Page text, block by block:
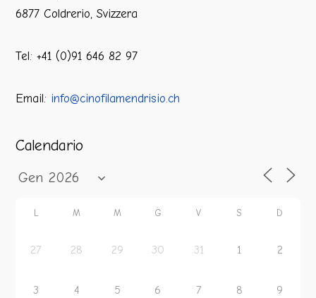
6877 Coldrerio, Svizzera
Tel: +41 (0)91 646 82 97
Email: info@cinofilamendrisio.ch
Calendario
L M M G V S D
27 28 29 30 31 1 2
3 4 5 6 7 8 9